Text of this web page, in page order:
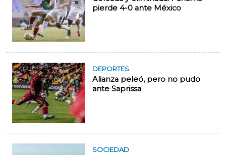
pierde 4-0 ante México
DEPORTES
Alianza peleó, pero no pudo
ante Saprissa
SOCIEDAD